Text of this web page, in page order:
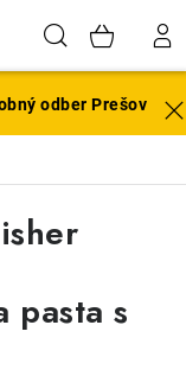
Hľadať
odber Prešov
pasta s